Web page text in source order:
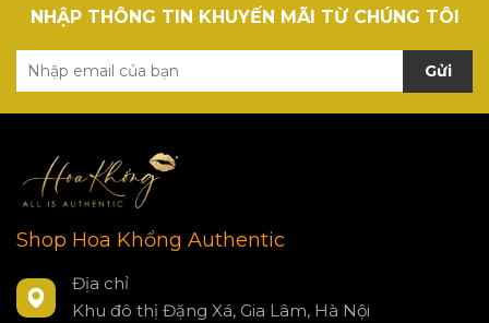
NHẬP THÔNG TIN KHUYẾN MÃI TỪ CHÚNG TÔI
Gửi
Shop Hoa Khổng Authentic
Địa chỉ
Khu đô thị Đặng Xá, Gia Lâm, Hà Nội